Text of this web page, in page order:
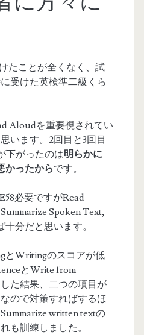
たことが全くなく、試
受けた英検準二級くら
Aloudを重要視されてい
います。2回目と3回目
下がったのは明らかに
かったからです。
必要ですがRead
Spoken Text,
分だと思います。
とWritingのスコアが低
とWrite from
た結果、二つの項目が
ので対策すればするほ
written textの
も訓練しました。